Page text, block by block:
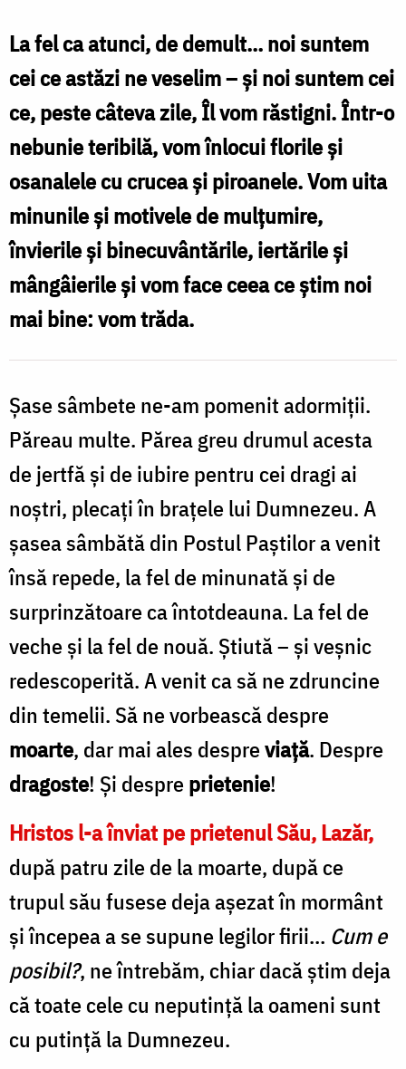
spre
Înviere
–
Procesiunea
de
la
Iași/
Foto:
Oana
La fel ca atunci, de demult… noi suntem
cei ce astăzi ne veselim – și noi suntem cei
ce, peste câteva zile, Îl vom răstigni. Într-o
nebunie teribilă, vom înlocui florile și
osanalele cu crucea și piroanele. Vom uita
minunile și motivele de mulțumire,
învierile și binecuvântările, iertările și
mângâierile și vom face ceea ce știm noi
mai bine: vom trăda.
Șase sâmbete ne-am pomenit adormiții.
Păreau multe. Părea greu drumul acesta
de jertfă și de iubire pentru cei dragi ai
noștri, plecați în brațele lui Dumnezeu. A
șasea sâmbătă din Postul Paștilor a venit
însă repede, la fel de minunată și de
surprinzătoare ca întotdeauna. La fel de
veche și la fel de nouă. Știută – și veșnic
redescoperită. A venit ca să ne zdruncine
din temelii. Să ne vorbească despre
moarte, dar mai ales despreviață. Despre
dragoste! Și despreprietenie!
Hristos l-a înviat pe prietenul Său, Lazăr,
după patru zile de la moarte, după ce
trupul său fusese deja așezat în mormânt
și începea a se supune legilor firii… Cum e
posibil?, ne întrebăm, chiar dacă știm deja
că toate cele cu neputință la oameni sunt
cu putință la Dumnezeu.